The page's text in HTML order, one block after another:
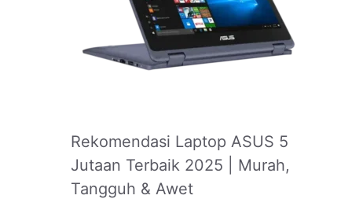
Rekomendasi Laptop ASUS 5
Jutaan Terbaik 2025 | Murah,
Tangguh & Awet